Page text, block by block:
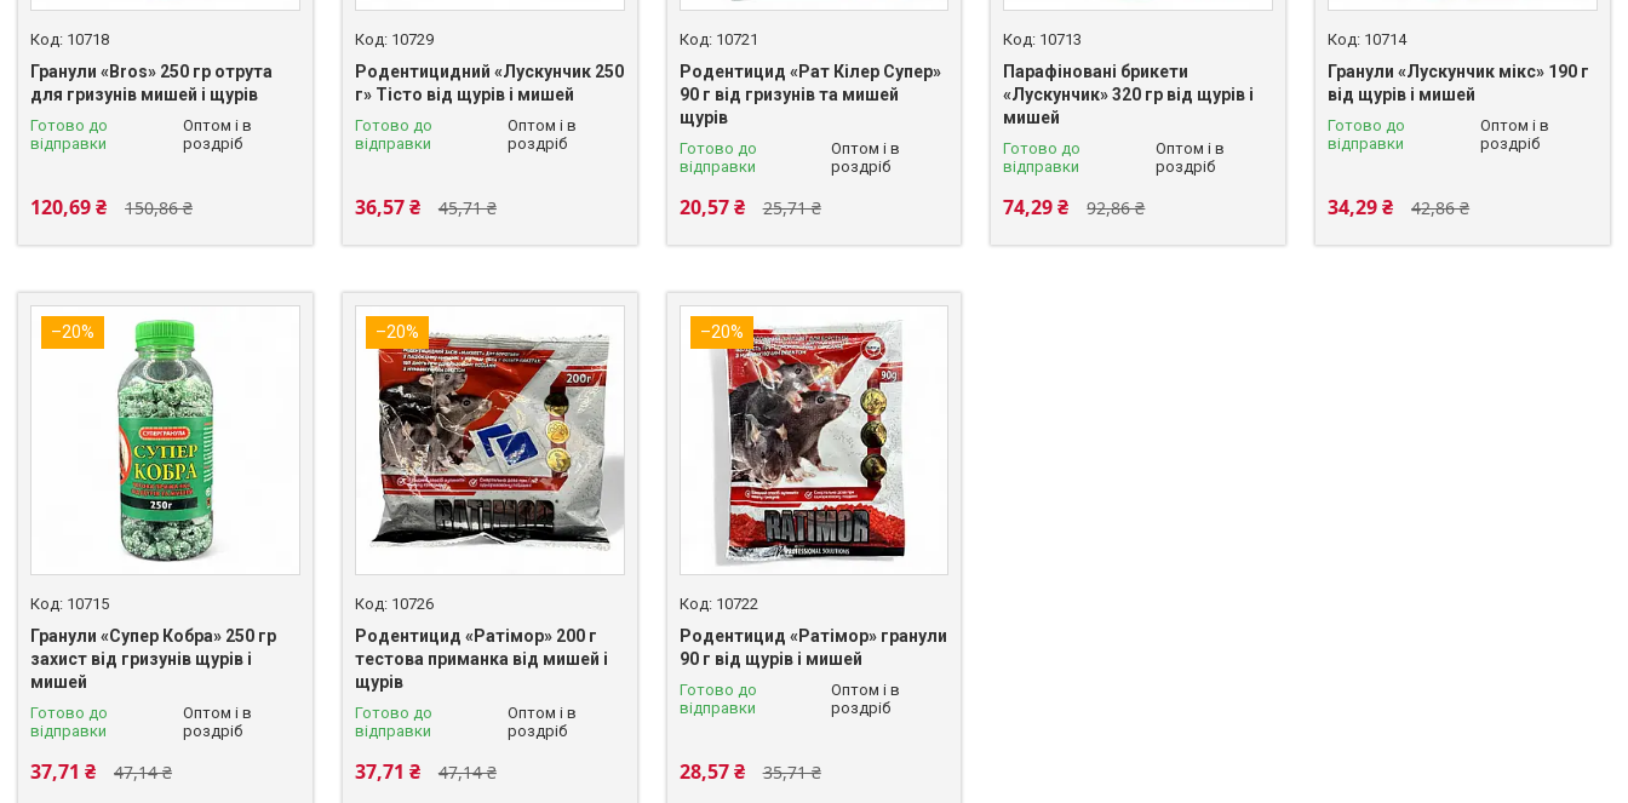
10718
Гранули «Bros» 250 гр отрута
для гризунів мишей і щурів
Готово до
відправки
Оптом і в
роздріб
150,86 ₴
120,69 ₴
10729
Родентицидний «Лускунчик 250
г» Тісто від щурів і мишей
Готово до
відправки
Оптом і в
роздріб
45,71 ₴
36,57 ₴
10721
Родентицид «Рат Кілер Супер»
90 г від гризунів та мишей
щурів
Готово до
відправки
Оптом і в
роздріб
25,71 ₴
20,57 ₴
10713
Парафіновані брикети
«Лускунчик» 320 гр від щурів і
мишей
Готово до
відправки
Оптом і в
роздріб
92,86 ₴
74,29 ₴
10714
Гранули «Лускунчик мікс» 190 г
від щурів і мишей
Готово до
відправки
Оптом і в
роздріб
42,86 ₴
34,29 ₴
–20%
10715
Гранули «Супер Кобра» 250 гр
захист від гризунів щурів і
мишей
Готово до
відправки
Оптом і в
роздріб
47,14 ₴
37,71 ₴
–20%
10726
Родентицид «Ратімор» 200 г
тестова приманка від мишей і
щурів
Готово до
відправки
Оптом і в
роздріб
47,14 ₴
37,71 ₴
–20%
10722
Родентицид «Ратімор» гранули
90 г від щурів і мишей
Готово до
відправки
Оптом і в
роздріб
35,71 ₴
28,57 ₴